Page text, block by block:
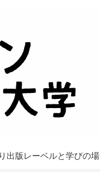
出版レーベルと学びの場